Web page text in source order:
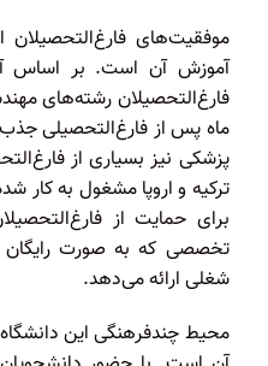
موفقیت‌های
فارغ‌التحصیلان رشته‌های
ماه پس از فارغ‌التحصیلی
پزشکی نیز بسیاری از
ترکیه و اروپا مشغول به کار
برای حمایت از
تخصصی که به صورت رایگان
شغلی ارائه می‌دهد.
محیط چندفرهنگی این